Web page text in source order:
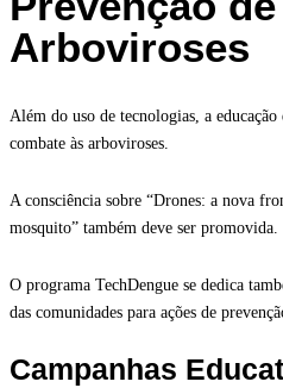
Arboviroses
Além do uso de tecnologias, a
combate às arboviroses.
A consciência sobre “Drones: a nova
mosquito” também deve ser promovida.
O programa TechDengue se dedica
das comunidades para ações de
Campanhas